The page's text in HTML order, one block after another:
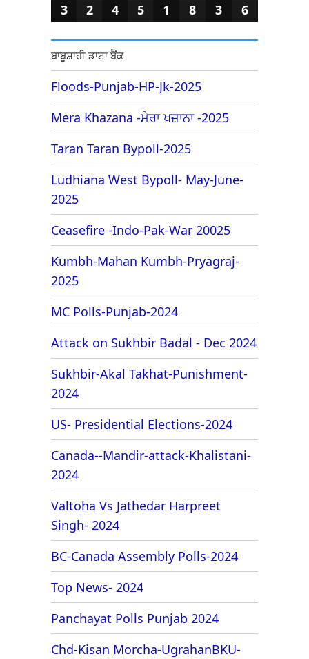
3 2 4 5 1 8 3 6
ਬਾਬੂਸ਼ਾਹੀ ਡਾਟਾ ਬੈਂਕ
Floods-Punjab-HP-Jk-2025
Mera Khazana -ਮੇਰਾ ਖਜ਼ਾਨਾ -2025
Taran Taran Bypoll-2025
Ludhiana West Bypoll- May-June-
2025
Ceasefire -Indo-Pak-War 20025
Kumbh-Mahan Kumbh-Pryagraj-
2025
MC Polls-Punjab-2024
Attack on Sukhbir Badal - Dec 2024
Sukhbir-Akal Takhat-Punishment-
2024
US- Presidential Elections-2024
Canada--Mandir-attack-Khalistani-
2024
Valtoha Vs Jathedar Harpreet
Singh- 2024
BC-Canada Assembly Polls-2024
Top News- 2024
Panchayat Polls Punjab 2024
Chd-Kisan Morcha-UgrahanBKU-